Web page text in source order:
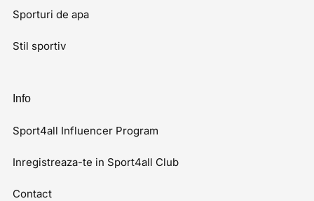
Sporturi de apa
Stil sportiv
Info
Sport4all Influencer Program
Inregistreaza-te in Sport4all Club
Contact